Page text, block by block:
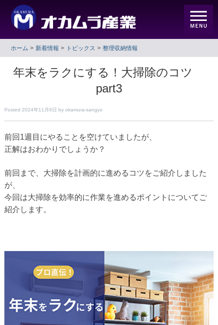
ホーム 新着情報 トピックス 整理収納情報
年末をラクにする！大掃除のコツ
part3
Posted 2024年11月6日 by okamura-sangyo
前回1週目にやることを空けていましたが、
正解はおわかりでしょうか？
前回まで、大掃除を計画的に進めるコツをご紹介しました
が、
今回は大掃除を効率的に作業を進めるポイントについてご
紹介します。